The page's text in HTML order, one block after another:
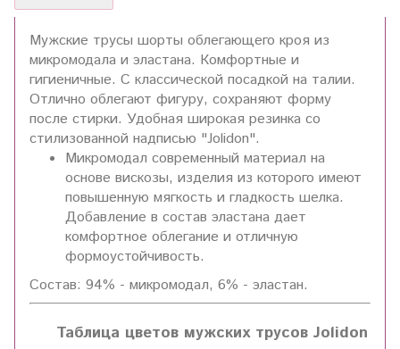
Мужские трусы шорты облегающего кроя из
микромодала и эластана. Комфортные и
гигиеничные. С классической посадкой на талии.
Отлично облегают фигуру, сохраняют форму
после стирки. Удобная широкая резинка со
стилизованной надписью "Jolidon".
Микромодал современный материал на
основе вискозы, изделия из которого имеют
повышенную мягкость и гладкость шелка.
Добавление в состав эластана дает
комфортное облегание и отличную
формоустойчивость.
Состав: 94% - микромодал, 6% - эластан.
Таблица цветов мужских трусов Jolidon